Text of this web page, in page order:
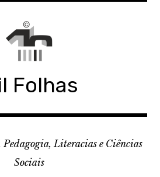
Folhas
Literacias e Ciências
Sociais